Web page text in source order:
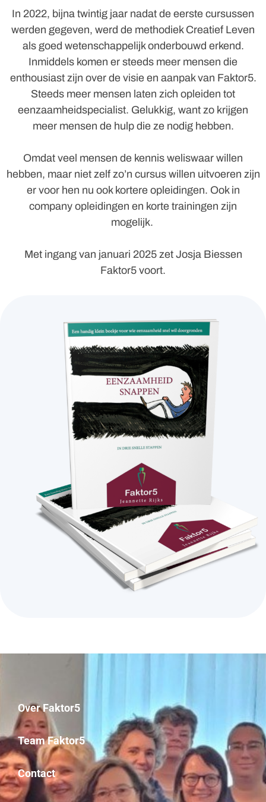
In 2022, bijna twintig jaar nadat de eerste cursussen
werden gegeven, werd de methodiek Creatief Leven
als goed wetenschappelijk onderbouwd erkend.
Inmiddels komen er steeds meer mensen die
enthousiast zijn over de visie en aanpak van Faktor5.
Steeds meer mensen laten zich opleiden tot
eenzaamheidspecialist. Gelukkig, want zo krijgen
meer mensen de hulp die ze nodig hebben.
Omdat veel mensen de kennis weliswaar willen
hebben, maar niet zelf zo’n cursus willen uitvoeren zijn
er voor hen nu ook kortere opleidingen. Ook in
company opleidingen en korte trainingen zijn
mogelijk.
Met ingang van januari 2025 zet Josja Biessen
Faktor5 voort.
Over Faktor5
Team Faktor5
Contact